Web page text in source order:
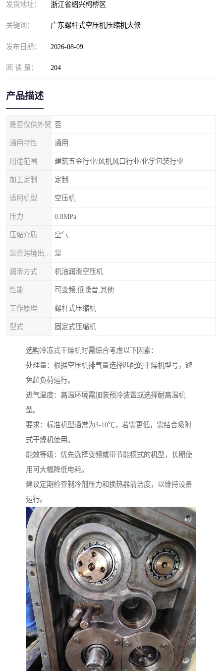
发货地址： 浙江省绍兴柯桥区
关键词： 广东螺杆式空压机压缩机大修
发布日期： 2026-08-09
阅 读 量： 204
产品描述
是否仅供外贸 否
通用特性 通用
用途范围 建筑五金行业/风机风口行业/化学包装行业
加工定制 定制
适用机型 空压机
压力 0.8MPa
压缩介质 空气
是
润滑方式 机油润滑空压机
性能 可变频,低噪音,其他
工作原理 螺杆式压缩机
型式 固定式压缩机
选购冷冻式干燥机时需综合考虑以下因素：
处理量：根据空压机排气量选择匹配的干燥机型号，避
免超负荷运行。
进气温度：高温环境需加装预冷装置或选择耐高温机
型。
要求：标准机型通常为3-10℃，若需更低，需结合吸附
式干燥机使用。
能效等级：优先选择变频或带节能模式的机型，长期使
用可大幅降低电耗。
建议定期检查制冷剂压力和换热器清洁度，以维持设备
运行。